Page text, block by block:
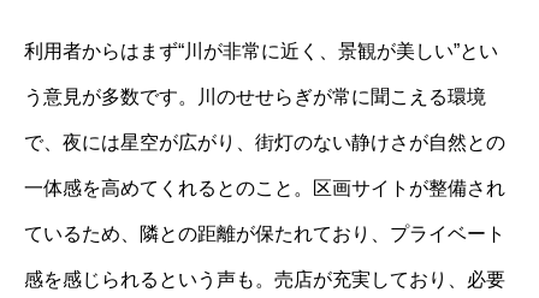
利用者からはまず“川が非常に近く、景観が美しい”とい
う意見が多数です。川のせせらぎが常に聞こえる環境
で、夜には星空が広がり、街灯のない静けさが自然との
一体感を高めてくれるとのこと。区画サイトが整備され
ているため、隣との距離が保たれており、プライベート
感を感じられるという声も。売店が充実しており、必要